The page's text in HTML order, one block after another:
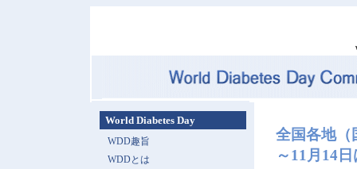
全国各地（
～11月14
World Diabetes Day
WDD趣旨
WDDとは